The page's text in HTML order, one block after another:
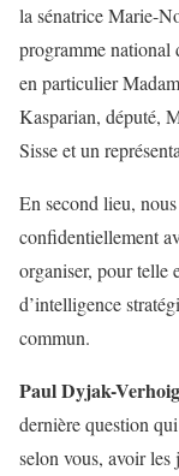
la sénatrice Marie-
programme national
en particulier
Kasparian, député,
Sisse et un
En second lieu,
confidentiellement
organiser, pour telle
d’intelligence
commun.
Paul Dyjak-
dernière question
selon vous, avoir les